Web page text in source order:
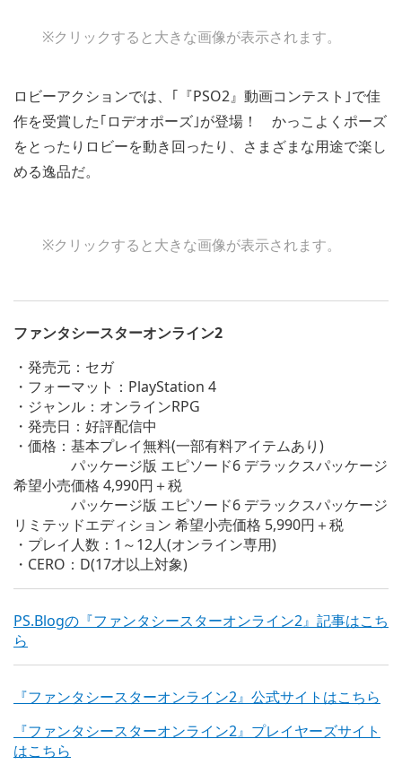
※クリックすると大きな画像が表示されます。
ロビーアクションでは、｢『PSO2』動画コンテスト｣で佳
作を受賞した｢ロデオポーズ｣が登場！ かっこよくポーズ
をとったりロビーを動き回ったり、さまざまな用途で楽し
める逸品だ。
※クリックすると大きな画像が表示されます。
ファンタシースターオンライン2
・発売元：セガ
・フォーマット：PlayStation 4
・ジャンル：オンラインRPG
・発売日：好評配信中
・価格：基本プレイ無料(一部有料アイテムあり)
パッケージ版 エピソード6 デラックスパッケージ
希望小売価格 4,990円＋税
パッケージ版 エピソード6 デラックスパッケージ
リミテッドエディション 希望小売価格 5,990円＋税
・プレイ人数：1～12人(オンライン専用)
・CERO：D(17才以上対象)
PS.Blogの『ファンタシースターオンライン2』記事はこち
ら
『ファンタシースターオンライン2』公式サイトはこちら
『ファンタシースターオンライン2』プレイヤーズサイト
はこちら